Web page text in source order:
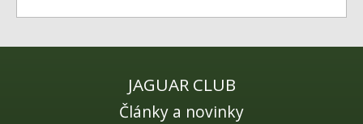
JAGUAR CLUB
Články a novinky